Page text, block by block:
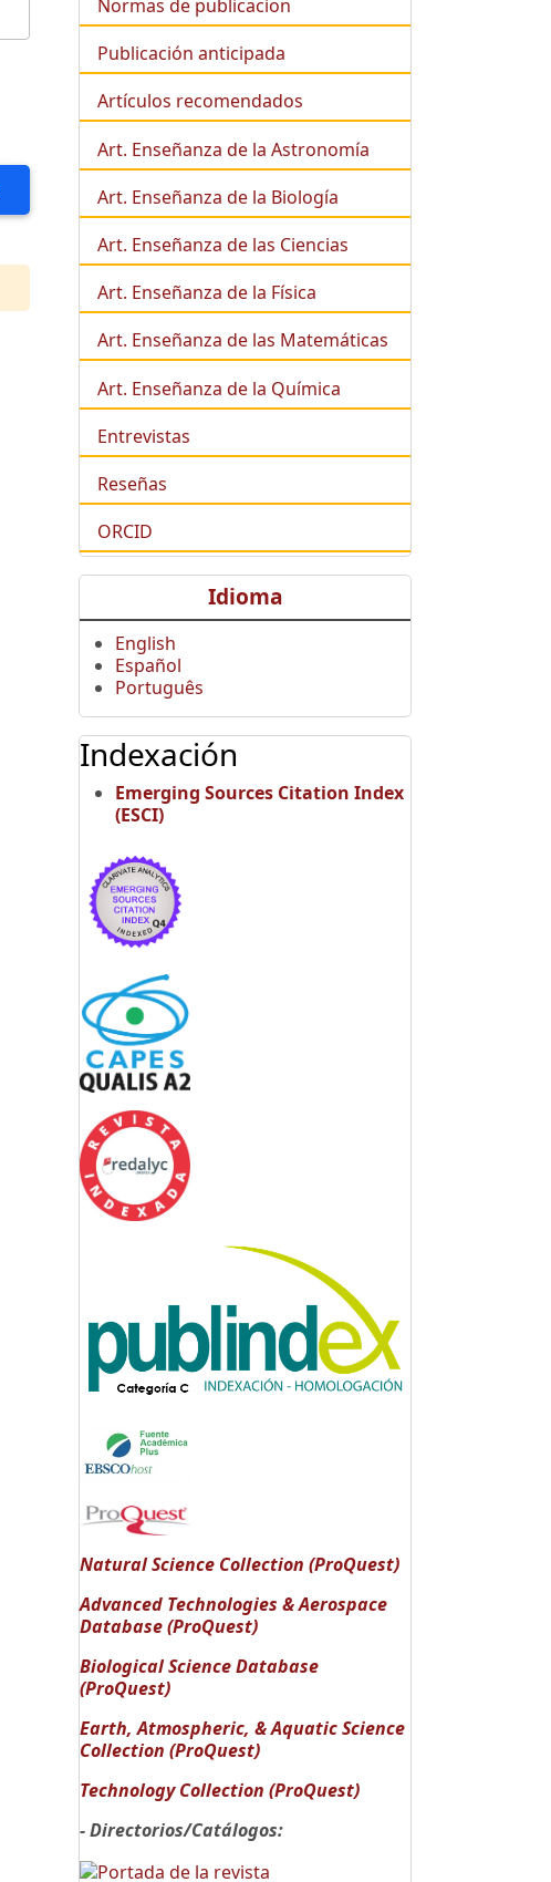
Normas de publicacion
Publicación anticipada
Artículos recomendados
Art. Enseñanza de la Astronomía
Art. Enseñanza de la Biología
Art. Enseñanza de las Ciencias
Art. Enseñanza de la Física
Art. Enseñanza de las Matemáticas
Art. Enseñanza de la Química
Entrevistas
Reseñas
ORCID
Idioma
English
Español
Português
Indexación
Emerging Sources Citation Index
(ESCI)
Natural Science Collection (ProQuest)
Advanced Technologies & Aerospace
Database (ProQuest)
Biological Science Database
(ProQuest)
Earth, Atmospheric, & Aquatic Science
Collection (ProQuest)
Technology Collection (ProQuest)
- Directorios/Catálogos: